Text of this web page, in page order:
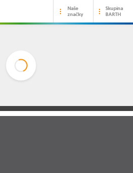
Naše
značky
Skupina
BARTH